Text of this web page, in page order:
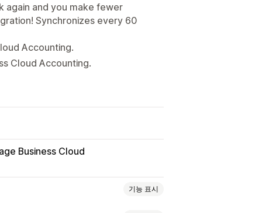
again and you make fewer
Synchronizes every 60
Accounting.
Cloud Accounting.
Business Cloud
기능 표시